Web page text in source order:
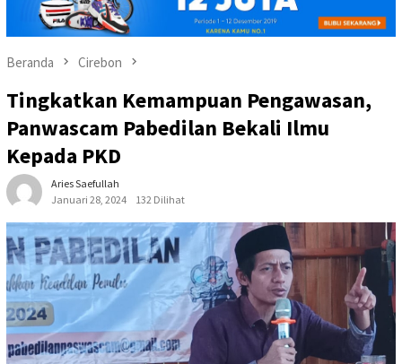
Beranda Cirebon
Tingkatkan Kemampuan Pengawasan,
Panwascam Pabedilan Bekali Ilmu
Kepada PKD
Aries Saefullah
Januari 28, 2024
132 Dilihat